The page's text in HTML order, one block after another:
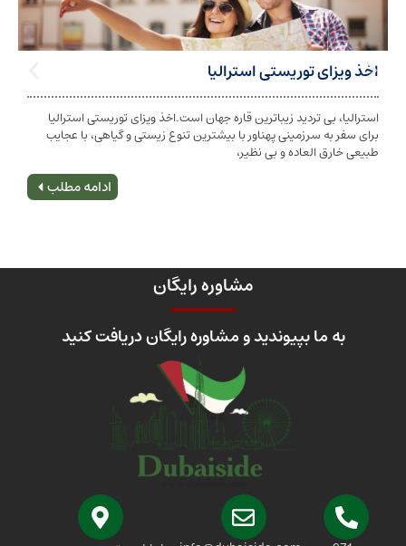
توریستی استرالیا
تردید زیباترین قاره جهان است.اخذ ویزای توریستی استرالیا
سرزمینی پهناور با بیشترین تنوع زیستی و گیاهی، با عجایب
العاده و بی نظیر،
تابعیت و اخذ
شخص به دولت
مشاوره رایگان
بپیوندید و مشاوره رایگان دریافت کنید